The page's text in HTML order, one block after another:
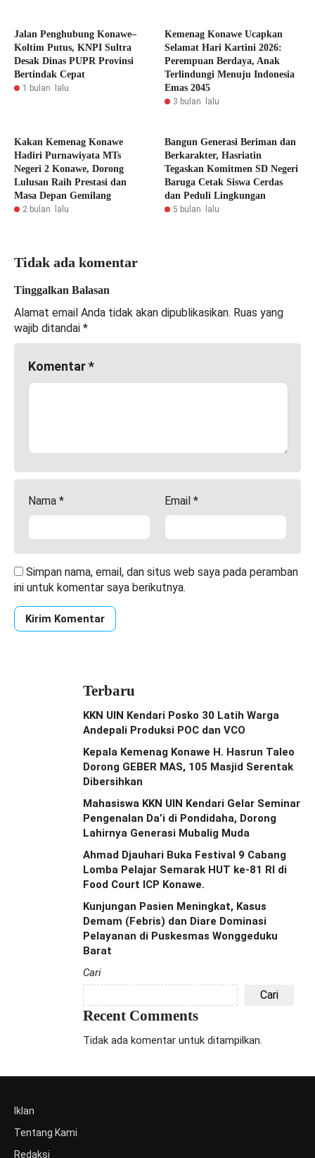
Jalan Penghubung Konawe–
Koltim Putus, KNPI Sultra
Desak Dinas PUPR Provinsi
Bertindak Cepat
1 bulan lalu
Kemenag Konawe Ucapkan
Selamat Hari Kartini 2026:
Perempuan Berdaya, Anak
Terlindungi Menuju Indonesia
Emas 2045
3 bulan lalu
Kakan Kemenag Konawe
Hadiri Purnawiyata MTs
Negeri 2 Konawe, Dorong
Lulusan Raih Prestasi dan
Masa Depan Gemilang
2 bulan lalu
Bangun Generasi Beriman dan
Berkarakter, Hasriatin
Tegaskan Komitmen SD Negeri
Baruga Cetak Siswa Cerdas
dan Peduli Lingkungan
5 bulan lalu
Tidak ada komentar
Tinggalkan Balasan
Alamat email Anda tidak akan dipublikasikan. Ruas yang
wajib ditandai *
Komentar*
Nama * Email *
Simpan nama, email, dan situs web saya pada peramban
ini untuk komentar saya berikutnya.
Terbaru
KKN UIN Kendari Posko 30 Latih Warga
Andepali Produksi POC dan VCO
Kepala Kemenag Konawe H. Hasrun Taleo
Dorong GEBER MAS, 105 Masjid Serentak
Dibersihkan
Mahasiswa KKN UIN Kendari Gelar Seminar
Pengenalan Da’i di Pondidaha, Dorong
Lahirnya Generasi Mubalig Muda
Ahmad Djauhari Buka Festival 9 Cabang
Lomba Pelajar Semarak HUT ke-81 RI di
Food Court ICP Konawe.
Kunjungan Pasien Meningkat, Kasus
Demam (Febris) dan Diare Dominasi
Pelayanan di Puskesmas Wonggeduku
Barat
Cari
Cari
Recent Comments
Tidak ada komentar untuk ditampilkan.
Iklan
Tentang Kami
Redaksi